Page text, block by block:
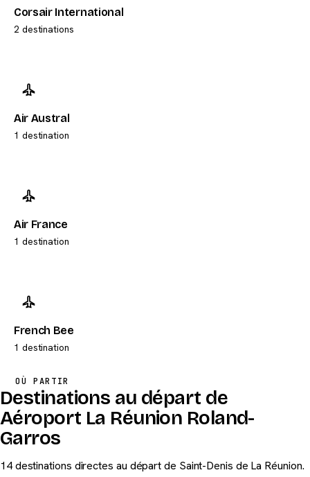
Corsair International
2 destinations
Air Austral
1 destination
Air France
1 destination
French Bee
1 destination
OÙ PARTIR
Destinations au départ de
Aéroport La Réunion Roland-
Garros
14 destinations directes au départ de Saint-Denis de La Réunion.